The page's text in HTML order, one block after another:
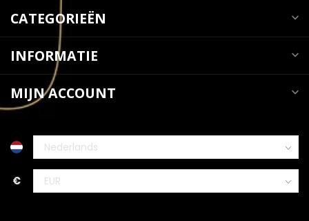
CATEGORIEËN
INFORMATIE
MIJN ACCOUNT
€